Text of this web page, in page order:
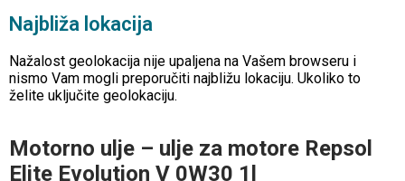
Najbliža lokacija
Nažalost geolokacija nije upaljena na Vašem browseru i
nismo Vam mogli preporučiti najbližu lokaciju. Ukoliko to
želite uključite geolokaciju.
Motorno ulje – ulje za motore Repsol
Elite Evolution V 0W30 1l